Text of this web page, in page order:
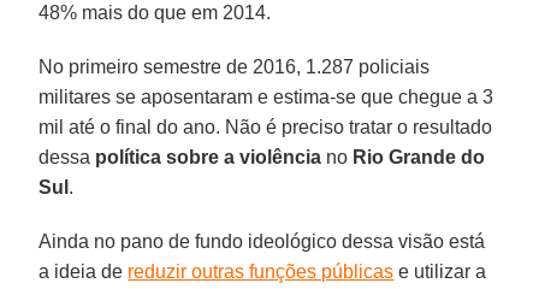
48% mais do que em 2014.
No primeiro semestre de 2016, 1.287 policiais
militares se aposentaram e estima-se que chegue a 3
mil até o final do ano. Não é preciso tratar o resultado
dessa política sobre a violência no Rio Grande do
Sul .
Ainda no pano de fundo ideológico dessa visão está
a ideia de reduzir outras funções públicas e utilizar a